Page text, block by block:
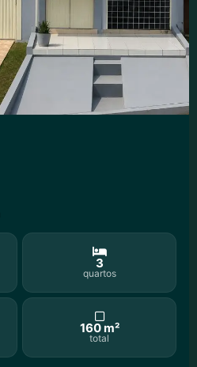
3
quartos
160 m²
total